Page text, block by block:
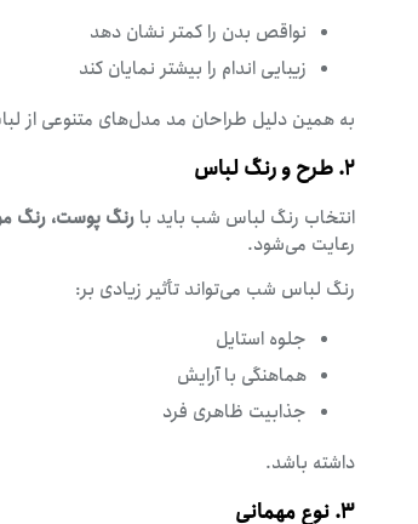
نواقص بدن را کمتر نشان دهد
زیبایی اندام را بیشتر نمایان کند
به همین دلیل طراحان مد مدل‌های متنوعی از
۲. طرح و رنگ لباس
انتخاب رنگ لباس شب باید با رنگ پوست، رنگ
رعایت می‌شود.
رنگ لباس شب می‌تواند تأثیر زیادی بر:
جلوه استایل
هماهنگی با آرایش
جذابیت ظاهری فرد
داشته باشد.
۳. نوع مهمانی